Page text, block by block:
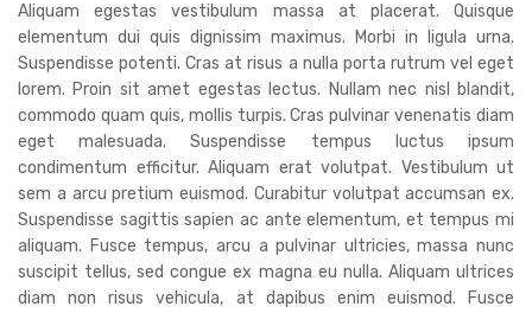
Aliquam egestas vestibulum massa at placerat. Quisque
elementum dui quis dignissim maximus. Morbi in ligula urna.
Suspendisse potenti. Cras at risus a nulla porta rutrum vel eget
lorem. Proin sit amet egestas lectus. Nullam nec nisl blandit,
commodo quam quis, mollis turpis. Cras pulvinar venenatis diam
eget malesuada. Suspendisse tempus luctus ipsum
condimentum efficitur. Aliquam erat volutpat. Vestibulum ut
sem a arcu pretium euismod. Curabitur volutpat accumsan ex.
Suspendisse sagittis sapien ac ante elementum, et tempus mi
aliquam. Fusce tempus, arcu a pulvinar ultricies, massa nunc
suscipit tellus, sed congue ex magna eu nulla. Aliquam ultrices
diam non risus vehicula, at dapibus enim euismod. Fusce